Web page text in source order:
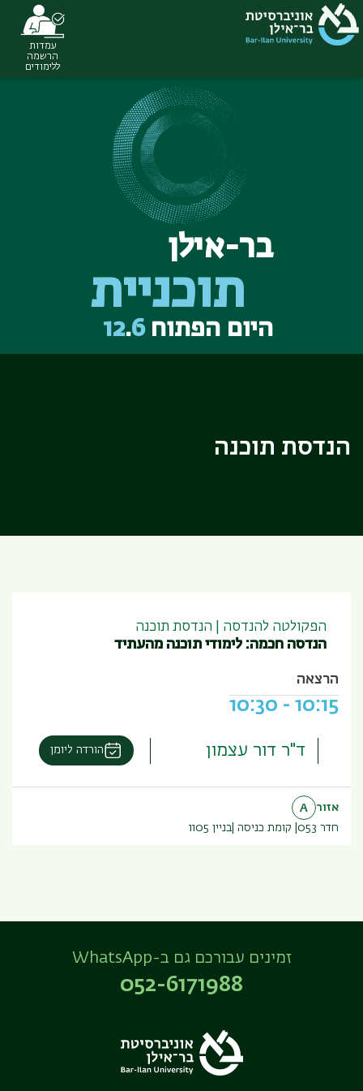
עמדות
הרשמה
ללימודים
בר-אילן
תוכניית
היום הפתוח 12.6
הנדסת תוכנה
הפקולטה להנדסה | הנדסת תוכנה
הנדסה חכמה: לימודי תוכנה מהעתיד
הרצאה
10:15
-
10:30
ד"ר דור עצמון הורדה ליומן
אזור
A
חדר 053
קומת כניסה בניין 1105
זמינים עבורכם גם ב-WhatsApp
052-6171988